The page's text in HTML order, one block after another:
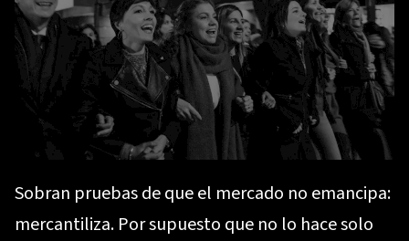
Sobran pruebas de que el mercado no emancipa:
mercantiliza. Por supuesto que no lo hace solo